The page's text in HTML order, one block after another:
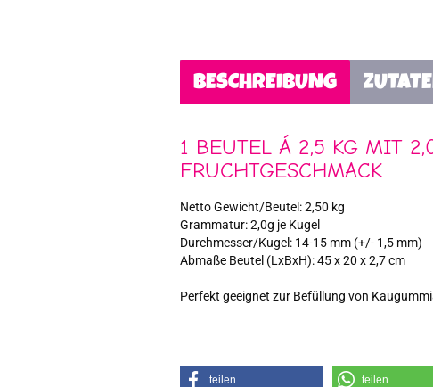
BESCHREIBUNG
1 BEUTEL Á 2,5 KG MIT
FRUCHTGESCHMACK
Netto Gewicht/Beutel: 2,50 kg
Grammatur: 2,0g je Kugel
Durchmesser/Kugel: 14-15 mm (+/- 1,5 mm)
Abmaße Beutel (LxBxH): 45 x 20 x 2,7 cm
Perfekt geeignet zur Befüllung von
teilen teilen